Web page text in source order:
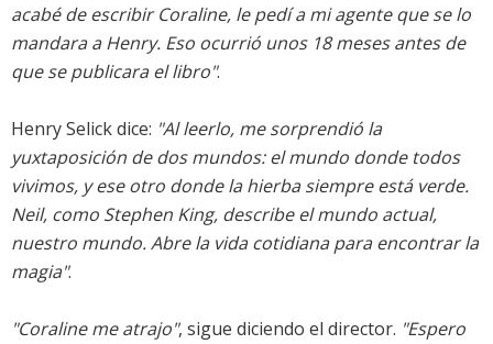
acabé de escribir Coraline, le pedí a mi agente que se lo
mandara a Henry. Eso ocurrió unos 18 meses antes de
que se publicara el libro".
Henry Selick dice: "Al leerlo, me sorprendió la
yuxtaposición de dos mundos: el mundo donde todos
vivimos, y ese otro donde la hierba siempre está verde.
Neil, como Stephen King, describe el mundo actual,
nuestro mundo. Abre la vida cotidiana para encontrar la
magia".
"Coraline me atrajo", sigue diciendo el director. "Espero